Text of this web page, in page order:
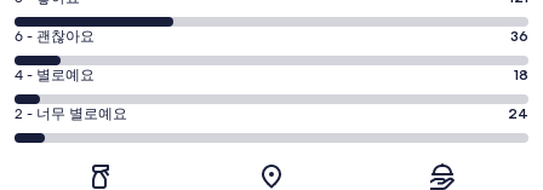
10
-
훌
륭
해
요.
점
8
-
좋
아
평
점
6
-
괜
6 - 괜찮아요 36
평
점
4
4 - 별로예요 18
평
점
2 - 너무 별로예요 24